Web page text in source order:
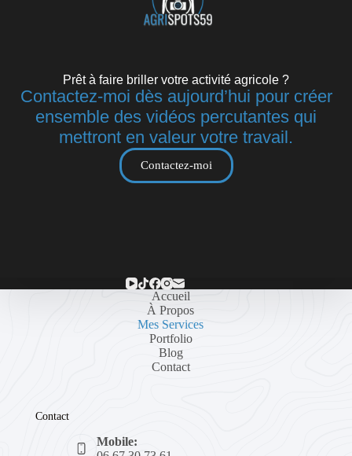
Prêt à faire briller votre activité agricole ?
Contactez-moi dès aujourd’hui pour créer
ensemble des vidéos percutantes qui
mettront en valeur votre travail.
Contactez-moi
Accueil
À Propos
Mes Services
Portfolio
Blog
Contact
Contact
Mobile: